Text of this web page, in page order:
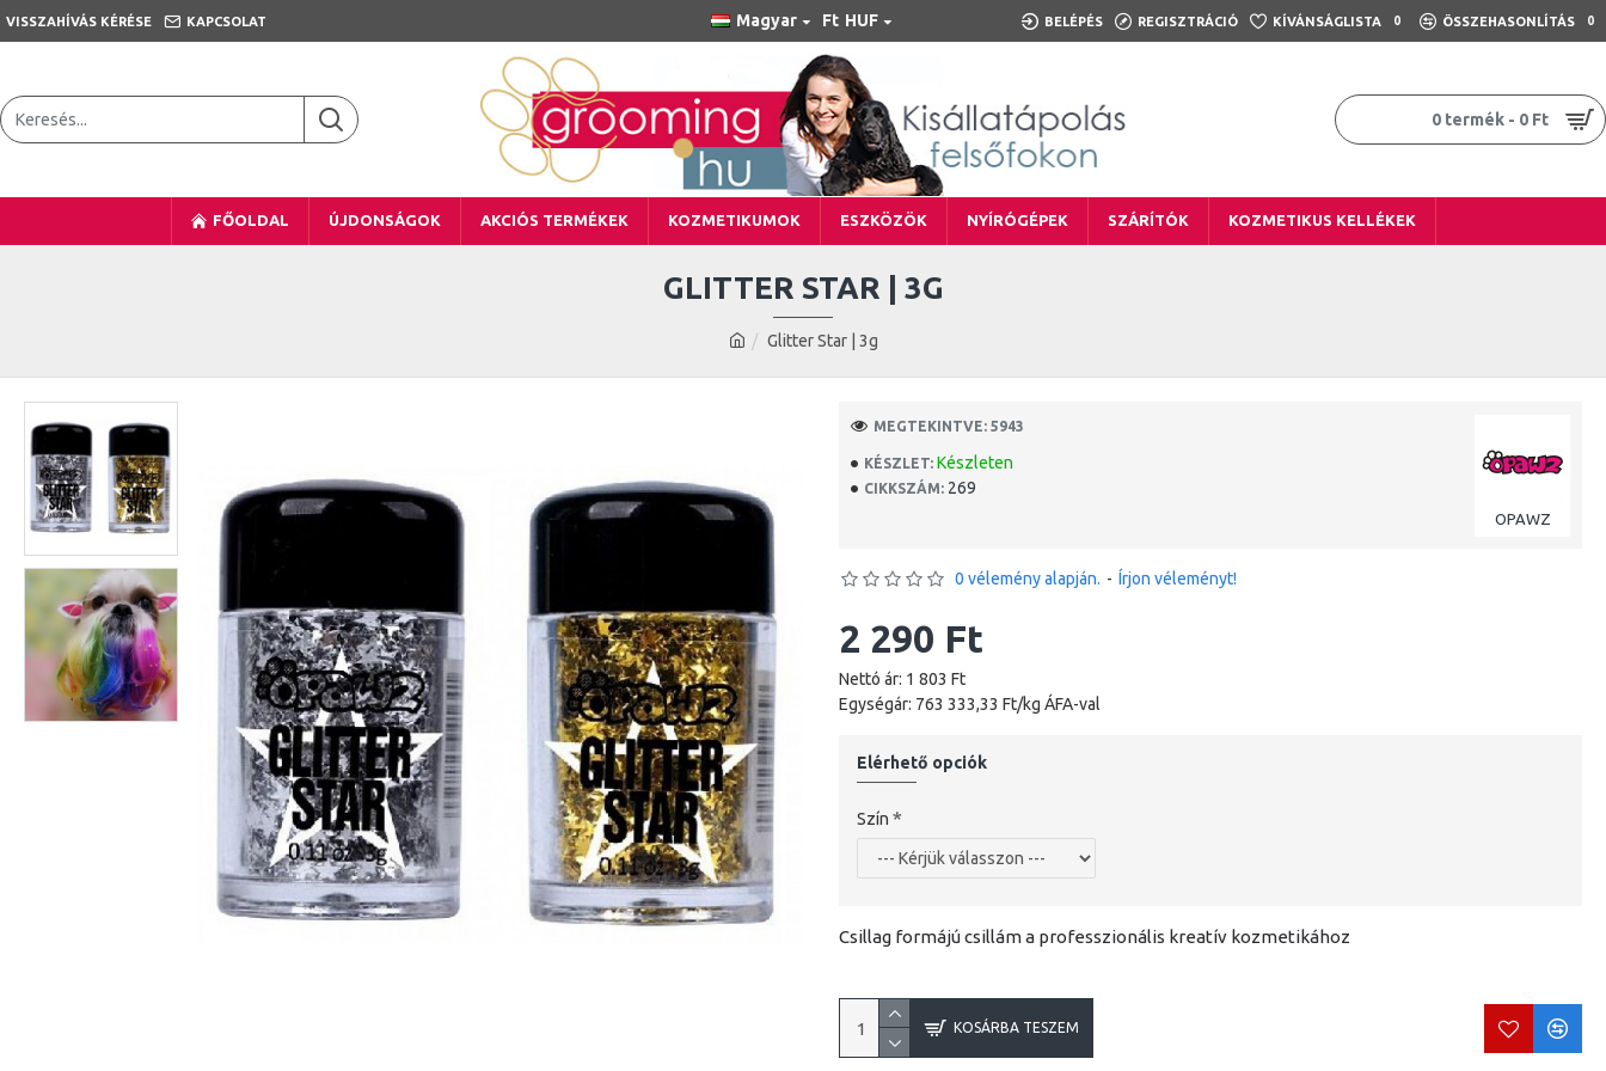
VISSZAHÍVÁS KÉRÉSE KAPCSOLAT Magyar Ft HUF BELÉPÉS REGISZTRÁCIÓ KÍVÁNSÁGLISTA 0 ÖSSZEHASONLÍTÁS 0
0 termék - 0 Ft
FŐOLDAL ÚJDONSÁGOK AKCIÓS TERMÉKEK KOZMETIKUMOK ESZKÖZÖK NYÍRÓGÉPEK SZÁRÍTÓK KOZMETIKUS KELLÉKEK
Glitter Star | 3g
GLITTER STAR | 3G
KÉSZLET: Készleten
CIKKSZÁM: 269
OPAWZ
MEGTEKINTVE: 5943
0 vélemény alapján. - Írjon véleményt!
2 290 Ft
Nettó ár: 1 803 Ft
Egységár: 763 333,33 Ft/kg ÁFA-val
Elérhető opciók
Szín
Csillag formájú csillám a professzionális kreatív kozmetikához
KOSÁRBA TESZEM